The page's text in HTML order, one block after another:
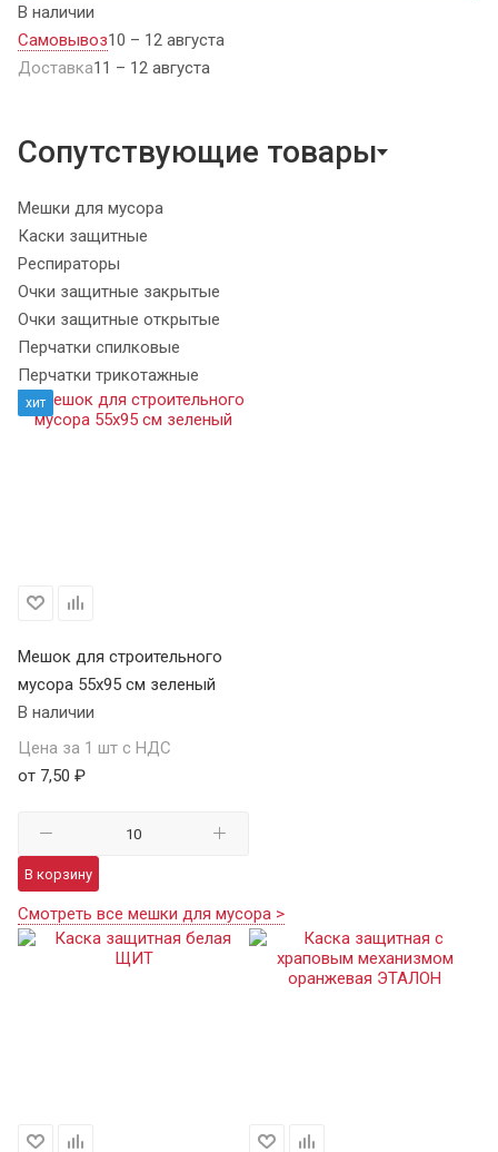
В наличии
Самовывоз10 – 12 августа
Доставка11 – 12 августа
Сопутствующие товары
Мешки для мусора
Каски защитные
Респираторы
Очки защитные закрытые
Очки защитные открытые
Перчатки спилковые
Перчатки трикотажные
хит
Мешок для строительного
мусора 55х95 см зеленый
В наличии
Цена за 1 шт с НДС
от 7,50 ₽
В корзину
Смотреть все мешки для мусора >